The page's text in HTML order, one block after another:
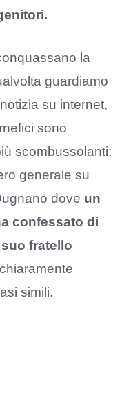
la
guardiamo
su internet,
sono
scombussolanti:
generale su
dove un
confessato di
fratello
simili.